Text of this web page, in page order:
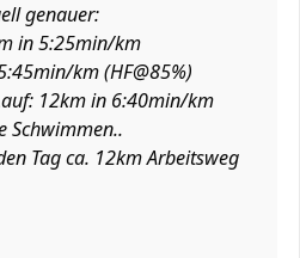
genauer:
in 5:25min/km
km (HF@85%)
12km in 6:40min/km
Schwimmen..
Tag ca. 12km Arbeitsweg